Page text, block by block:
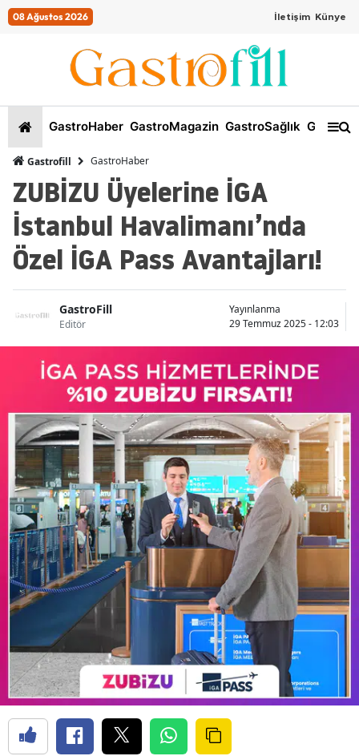
08 Ağustos 2026 İletişim Künye
GastroHaber GastroMagazin GastroSağlık
Gastrofill GastroHaber
ZUBİZU Üyelerine İGA
İstanbul Havalimanı’nda
Özel İGA Pass Avantajları!
GastroFill
Editör
Yayınlanma
29 Temmuz 2025 - 12:03